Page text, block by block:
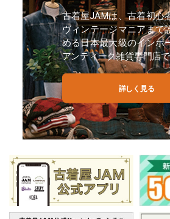
古着屋JAMは、古着初心
ヴィンテージマニアまで
める日本最大級のインポ
アンティーク雑貨専門店
詳しく見る